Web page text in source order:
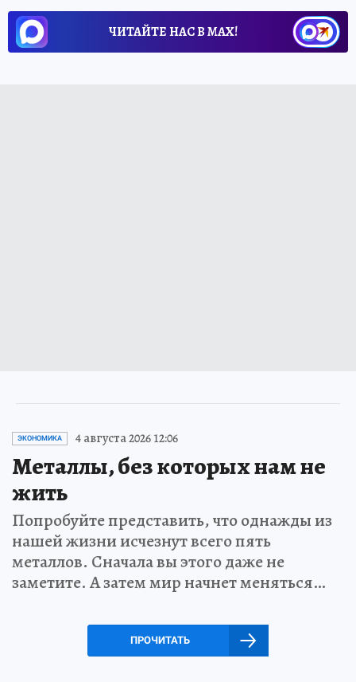
ЧИТАЙТЕ НАС В МАХ!
ЭКОНОМИКА 4 августа 2026 12:06
Металлы, без которых нам не
жить
Попробуйте представить, что однажды из
нашей жизни исчезнут всего пять
металлов. Сначала вы этого даже не
заметите. А затем мир начнет меняться…
ПРОЧИТАТЬ